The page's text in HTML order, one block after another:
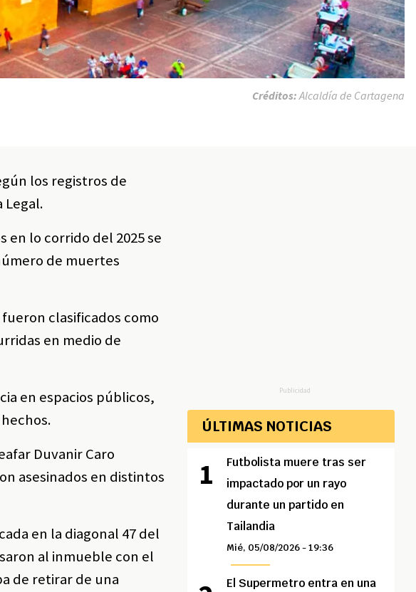
Créditos: Alcaldía de Cartagena
los registros de
Legal.
en lo corrido del 2025 se
de muertes
clasificados como
en medio de
en espacios públicos,
Duvanir Caro
asesinados en distintos
en la diagonal 47 del
al inmueble con el
de retirar de una
Publicidad
ÚLTIMAS NOTICIAS
Futbolista muere tras ser
impactado por un rayo
durante un partido en
Tailandia
Mié, 05/08/2026 - 19:36
El Supermetro entra en una